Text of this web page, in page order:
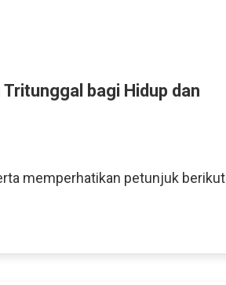
bagi Hidup dan
memperhatikan petunjuk berikut